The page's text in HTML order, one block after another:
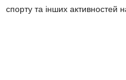
спорту та інших активностей